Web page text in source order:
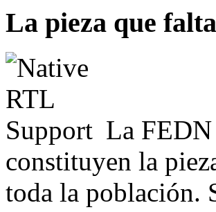
La pieza que falta
La FEDN
constituyen la
toda la población.